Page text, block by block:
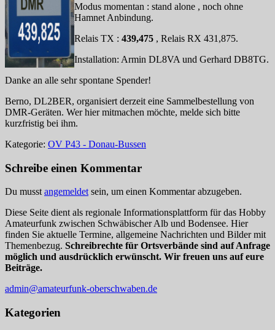
Modus momentan : stand alone , noch ohne
Hamnet Anbindung.
Relais TX : 439,475 , Relais RX 431,875.
Installation: Armin DL8VA und Gerhard DB8TG.
Danke an alle sehr spontane Spender!
Berno, DL2BER, organisiert derzeit eine Sammelbestellung von
DMR-Geräten. Wer hier mitmachen möchte, melde sich bitte
kurzfristig bei ihm.
Kategorie: OV P43 - Donau-Bussen
Schreibe einen Kommentar
Du musst angemeldet sein, um einen Kommentar abzugeben.
Diese Seite dient als regionale Informationsplattform für das Hobby
Amateurfunk zwischen Schwäbischer Alb und Bodensee. Hier
finden Sie aktuelle Termine, allgemeine Nachrichten und Bilder mit
Themenbezug. Schreibrechte für Ortsverbände sind auf Anfrage
möglich und ausdrücklich erwünscht. Wir freuen uns auf eure
Beiträge.
admin@amateurfunk-oberschwaben.de
Kategorien